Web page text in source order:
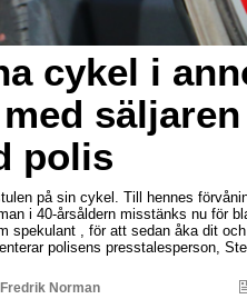
cykel i
polis
på sin cykel. Till hennes
i 40-årsåldern misstänks nu för
spekulant , för att sedan åka dit och
polisens presstalesperson,
Fredrik Norman